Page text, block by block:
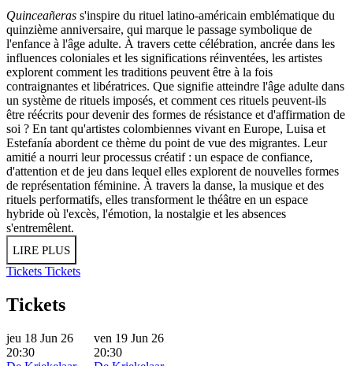
Quinceañeras s'inspire du rituel latino-américain emblématique du
quinzième anniversaire, qui marque le passage symbolique de
l'enfance à l'âge adulte. À travers cette célébration, ancrée dans les
influences coloniales et les significations réinventées, les artistes
explorent comment les traditions peuvent être à la fois
contraignantes et libératrices. Que signifie atteindre l'âge adulte dans
un système de rituels imposés, et comment ces rituels peuvent-ils
être réécrits pour devenir des formes de résistance et d'affirmation de
soi ? En tant qu'artistes colombiennes vivant en Europe, Luisa et
Estefanía abordent ce thème du point de vue des migrantes. Leur
amitié a nourri leur processus créatif : un espace de confiance,
d'attention et de jeu dans lequel elles explorent de nouvelles formes
de représentation féminine. À travers la danse, la musique et des
rituels performatifs, elles transforment le théâtre en un espace
hybride où l'excès, l'émotion, la nostalgie et les absences
s'entremêlent.
LIRE PLUS
Tickets Tickets
Tickets
jeu 18 Jun 26
20:30
ven 19 Jun 26
20:30